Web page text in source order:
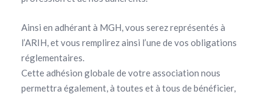
Ainsi en adhérant à MGH, vous serez représentés à
l’ARIH, et vous remplirez ainsi l’une de vos obligations
réglementaires.
Cette adhésion globale de votre association nous
permettra également, à toutes et à tous de bénéficier,